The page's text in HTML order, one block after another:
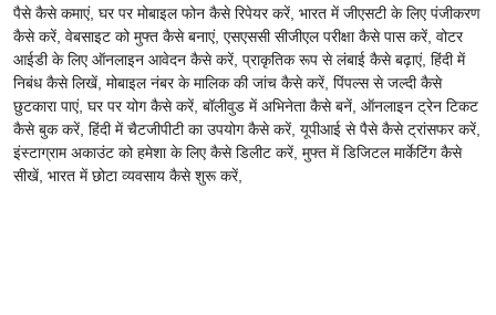
पैसे कैसे कमाएं, घर पर मोबाइल फोन कैसे रिपेयर करें, भारत में जीएसटी के लिए पंजीकरण
कैसे करें, वेबसाइट को मुफ्त कैसे बनाएं, एसएससी सीजीएल परीक्षा कैसे पास करें, वोटर
आईडी के लिए ऑनलाइन आवेदन कैसे करें, प्राकृतिक रूप से लंबाई कैसे बढ़ाएं, हिंदी में
निबंध कैसे लिखें, मोबाइल नंबर के मालिक की जांच कैसे करें, पिंपल्स से जल्दी कैसे
छुटकारा पाएं, घर पर योग कैसे करें, बॉलीवुड में अभिनेता कैसे बनें, ऑनलाइन ट्रेन टिकट
कैसे बुक करें, हिंदी में चैटजीपीटी का उपयोग कैसे करें, यूपीआई से पैसे कैसे ट्रांसफर करें,
इंस्टाग्राम अकाउंट को हमेशा के लिए कैसे डिलीट करें, मुफ्त में डिजिटल मार्केटिंग कैसे
सीखें, भारत में छोटा व्यवसाय कैसे शुरू करें,